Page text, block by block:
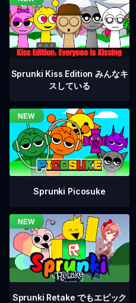
Sprunki Kiss Edition みんなキ
スしている
Sprunki Picosuke
Sprunki Retake でもエピック